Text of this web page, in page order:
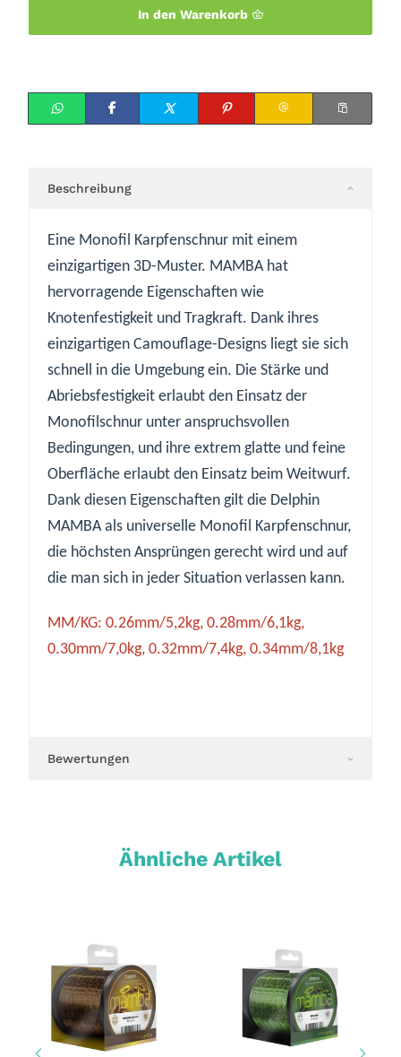
In den Warenkorb
Beschreibung
Eine Monofil Karpfenschnur mit einem
einzigartigen 3D-Muster. MAMBA hat
hervorragende Eigenschaften wie
Knotenfestigkeit und Tragkraft. Dank ihres
einzigartigen Camouflage-Designs liegt sie sich
schnell in die Umgebung ein. Die Stärke und
Abriebsfestigkeit erlaubt den Einsatz der
Monofilschnur unter anspruchsvollen
Bedingungen, und ihre extrem glatte und feine
Oberfläche erlaubt den Einsatz beim Weitwurf.
Dank diesen Eigenschaften gilt die Delphin
MAMBA als universelle Monofil Karpfenschnur,
die höchsten Ansprüngen gerecht wird und auf
die man sich in jeder Situation verlassen kann.
MM/KG: 0.26mm/5,2kg, 0.28mm/6,1kg,
0.30mm/7,0kg, 0.32mm/7,4kg, 0.34mm/8,1kg
Bewertungen
Ähnliche Artikel